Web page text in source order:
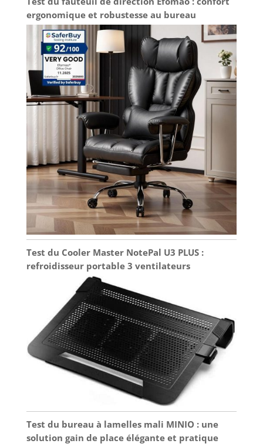
ergonomique et robustesse au bureau
Test du Cooler Master NotePal U3 PLUS :
refroidisseur portable 3 ventilateurs
Test du bureau à lamelles mali MINIO : une
solution gain de place élégante et pratique